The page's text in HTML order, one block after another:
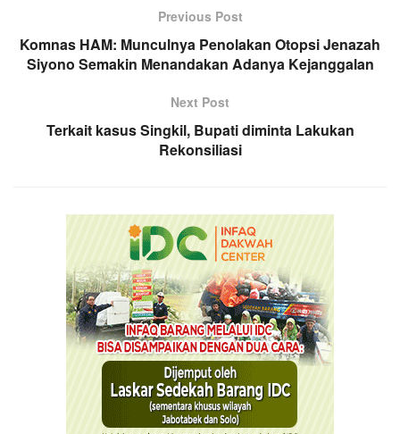
Previous Post
Komnas HAM: Munculnya Penolakan Otopsi Jenazah
Siyono Semakin Menandakan Adanya Kejanggalan
Next Post
Terkait kasus Singkil, Bupati diminta Lakukan
Rekonsiliasi